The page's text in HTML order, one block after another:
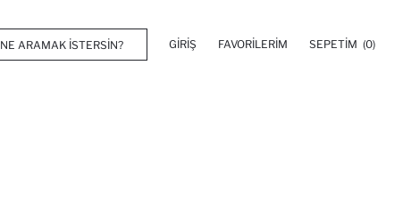
GIRIŞ FAVORILERIM SEPETIM (0)